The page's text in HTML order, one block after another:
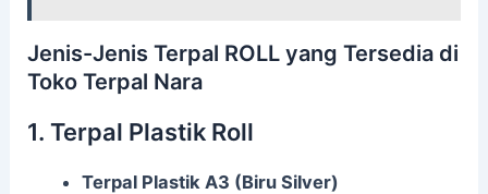
Jenis-Jenis Terpal ROLL yang Tersedia di
Toko Terpal Nara
1. Terpal Plastik Roll
Terpal Plastik A3 (Biru Silver)